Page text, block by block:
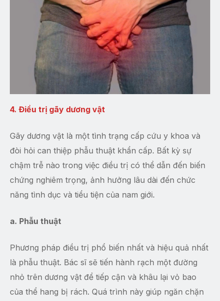
4. Điều trị gãy dương vật
Gãy dương vật là một tình trạng cấp cứu y khoa và
đòi hỏi can thiệp phẫu thuật khẩn cấp. Bất kỳ sự
chậm trễ nào trong việc điều trị có thể dẫn đến biến
chứng nghiêm trọng, ảnh hưởng lâu dài đến chức
năng tình dục và tiểu tiện của nam giới.
a. Phẫu thuật
Phương pháp điều trị phổ biến nhất và hiệu quả nhất
là phẫu thuật. Bác sĩ sẽ tiến hành rạch một đường
nhỏ trên dương vật để tiếp cận và khâu lại vỏ bao
của thể hang bị rách. Quá trình này giúp ngăn chặn